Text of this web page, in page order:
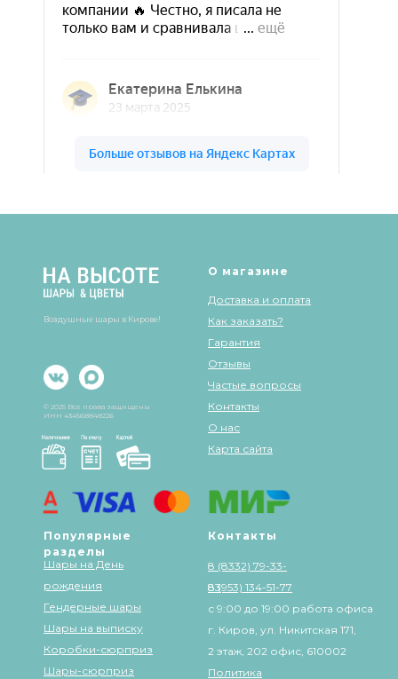
О магазине
Доставка и оплата
Популярные
разделы
Шары на День
рождения
Контакты
© 2025 Все права защищены
Как заказать?
Гарантия
Отзывы
Частые вопросы
Контакты
О нас
Гендерные шары
Шары на выписку
Коробки-сюрприз
Шары-сюрприз
8 (8332) 79-33-
83
8 (953) 134-51-77
с 9:00 до 19:00 работа офиса
г. Киров, ул. Никитская 171,
2 этаж, 202 офис, 610002
ИНН 434568848226
Политика
Карта сайта
Воздушные шары в Кирове!